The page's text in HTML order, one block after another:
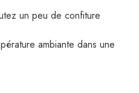
un peu de confiture
ambiante dans une